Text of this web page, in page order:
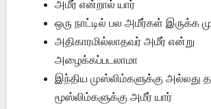
அமீர் என்றால் யார்
ஒரு நாட்டில் பல அமீர்கள் இருக்க
அதிகாரமில்லாதவர் அமீர் என்று
அழைக்கப்படலாமா
இந்திய முஸ்லிம்களுக்கு அல்லது
மூஸ்லிம்களுக்கு அமீர் யார்